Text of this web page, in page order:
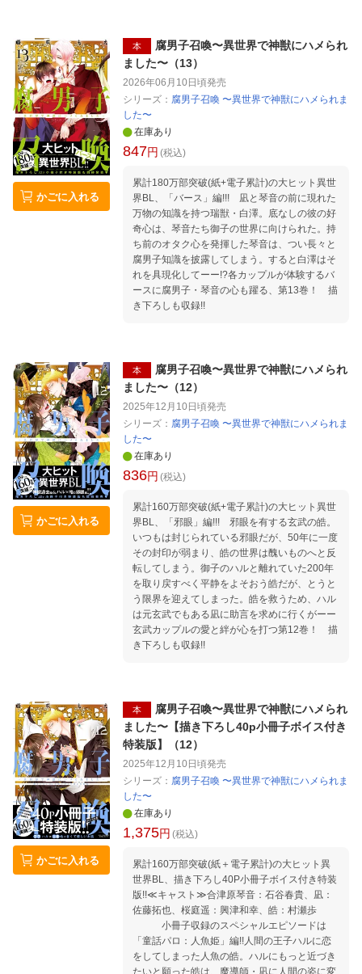
かごに入れる
本
腐男子召喚〜異世界で神獣にハメられ
ました〜（13）
2026年06月10日頃発売
シリーズ： 腐男子召喚 〜異世界で神獣にハメられま
した〜
在庫あり
847円 (税込)
累計180万部突破(紙+電子累計)の大ヒット異世
界BL、「バース」編!!! 凪と琴音の前に現れた
万物の知識を持つ瑞獣・白澤。底なしの彼の好
奇心は、琴音たち御子の世界に向けられた。持
ち前のオタク心を発揮した琴音は、つい長々と
腐男子知識を披露してしまう。すると白澤はそ
れを具現化してーー!?各カップルが体験するバ
ースに腐男子・琴音の心も躍る、第13巻！ 描
き下ろしも収録!!
かごに入れる
本
腐男子召喚〜異世界で神獣にハメられ
ました〜（12）
2025年12月10日頃発売
シリーズ： 腐男子召喚 〜異世界で神獣にハメられま
した〜
在庫あり
836円 (税込)
累計160万部突破(紙+電子累計)の大ヒット異世
界BL、「邪眼」編!!! 邪眼を有する玄武の皓。
いつもは封じられている邪眼だが、50年に一度
その封印が弱まり、皓の世界は醜いものへと反
転してしまう。御子のハルと離れていた200年
を取り戻すべく平静をよそおう皓だが、とうと
う限界を迎えてしまった。皓を救うため、ハル
は元玄武でもある凪に助言を求めに行くがーー
玄武カップルの愛と絆が心を打つ第12巻！ 描
き下ろしも収録!!
かごに入れる
本
腐男子召喚〜異世界で神獣にハメられ
ました〜【描き下ろし40p小冊子ボイス付き
特装版】（12）
2025年12月10日頃発売
シリーズ： 腐男子召喚 〜異世界で神獣にハメられま
した〜
在庫あり
1,375円 (税込)
累計160万部突破(紙＋電子累計)の大ヒット異
世界BL、描き下ろし40P小冊子ボイス付き特装
版!!≪キャスト≫合津原琴音：石谷春貴、凪：
佐藤拓也、桜庭遥：興津和幸、皓：村瀬歩
小冊子収録のスペシャルエピソードは
「童話パロ：人魚姫」編!!人間の王子ハルに恋
をしてしまった人魚の皓。ハルにもっと近づき
たいと願った皓は、魔導師・凪に人間の姿に変